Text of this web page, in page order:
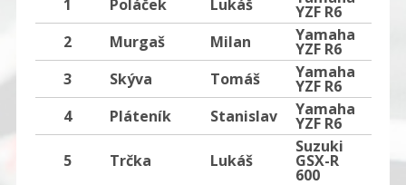
1 Poláček Lukáš YZF R6
2
Murgaš Milan Yamaha
YZF R6
3
Skýva Tomáš Yamaha
YZF R6
4
Pláteník Stanislav Yamaha
YZF R6
5 Trčka Lukáš
Suzuki
GSX-R
600
20